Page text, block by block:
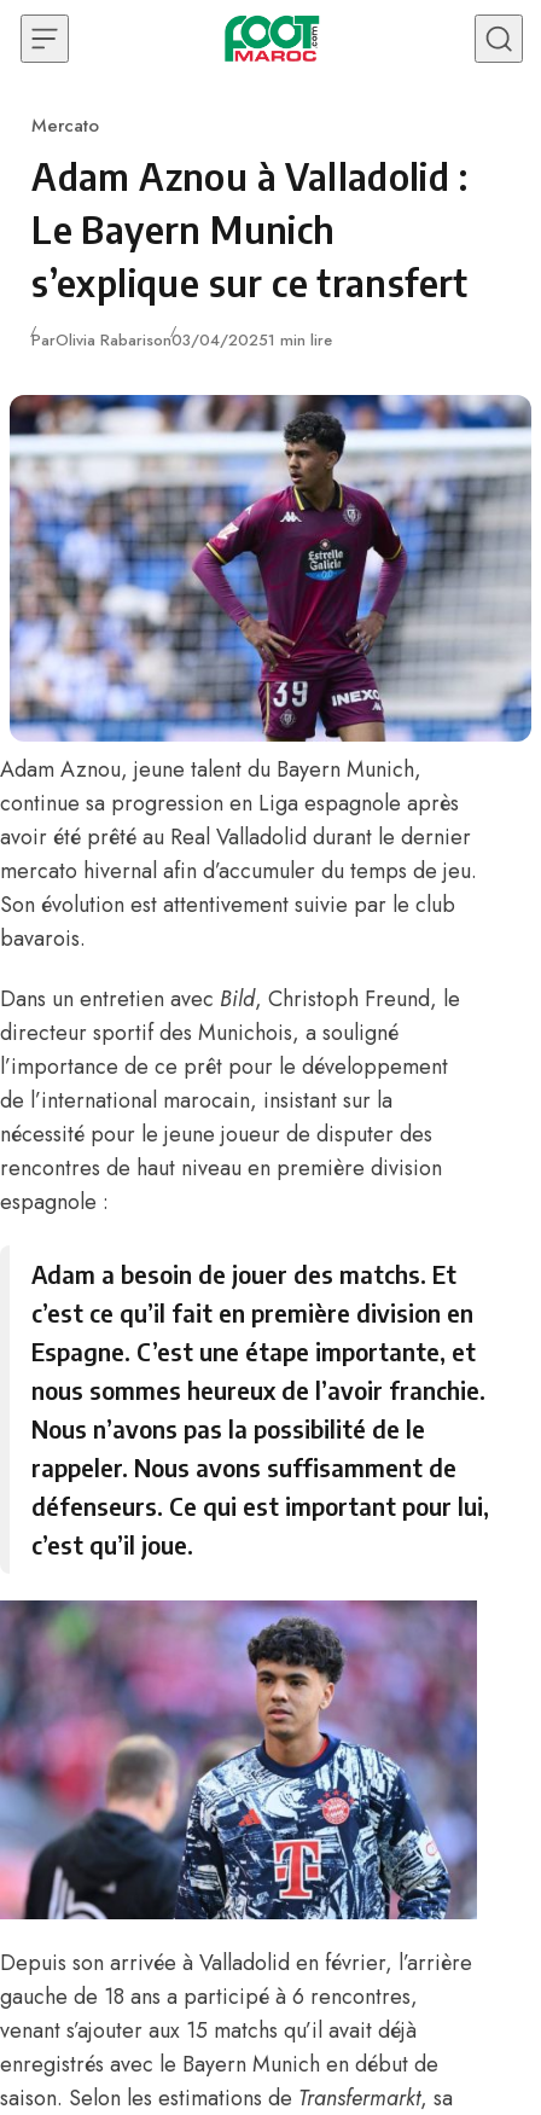
Skip to content
Category
Mercato
Adam Aznou à Valladolid :
Le Bayern Munich
s’explique sur ce transfert
ParOlivia RabarisonPublié
03/04/20251 min lire
Adam Aznou, jeune talent du Bayern Munich,
continue sa progression en Liga espagnole après
avoir été prêté au Real Valladolid durant le dernier
mercato hivernal afin d’accumuler du temps de jeu.
Son évolution est attentivement suivie par le club
bavarois.
Dans un entretien avec Bild, Christoph Freund, le
directeur sportif des Munichois, a souligné
l’importance de ce prêt pour le développement
de l’international marocain, insistant sur la
nécessité pour le jeune joueur de disputer des
rencontres de haut niveau en première division
espagnole :
Adam a besoin de jouer des matchs. Et
c’est ce qu’il fait en première division en
Espagne. C’est une étape importante, et
nous sommes heureux de l’avoir franchie.
Nous n’avons pas la possibilité de le
rappeler. Nous avons suffisamment de
défenseurs. Ce qui est important pour lui,
c’est qu’il joue.
Depuis son arrivée à Valladolid en février, l’arrière
gauche de 18 ans a participé à 6 rencontres,
venant s’ajouter aux 15 matchs qu’il avait déjà
enregistrés avec le Bayern Munich en début de
saison. Selon les estimations de Transfermarkt, sa